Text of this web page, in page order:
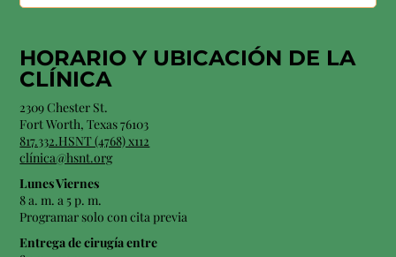
HORARIO Y UBICACIÓN DE LA
CLÍNICA
2309 Chester St.
Fort Worth, Texas 76103
817.332.HSNT (4768) x112
clínica@hsnt.org
Lunes Viernes
8 a. m. a 5 p. m.
Programar solo con cita previa
Entrega de cirugía entre